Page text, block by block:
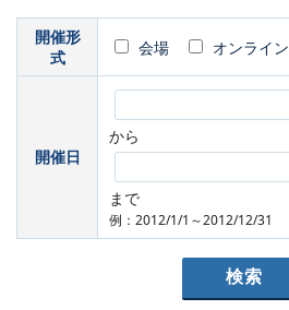
開催形
式
会場 オンライン
開催日
から
まで
例：2012/1/1～2012/12/31